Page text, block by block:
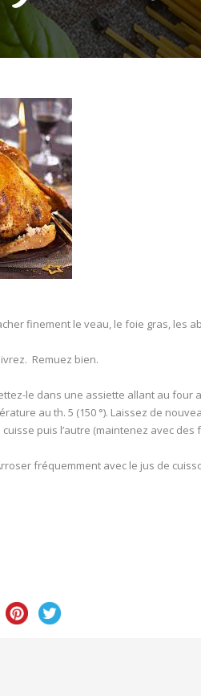
finement le veau, le foie gras, les
Remuez bien.
le dans une assiette allant au four
au th. 5 (150 °). Laissez de
puis l’autre (maintenez avec des
fréquemment avec le jus de